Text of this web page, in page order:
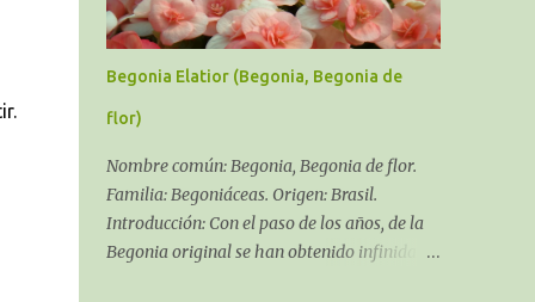
Begonia Elatior (Begonia, Begonia de
flor)
Nombre común: Begonia, Begonia de flor.
Familia: Begoniáceas. Origen: Brasil.
Introducción: Con el paso de los años, de la
Begonia original se han obtenido infinidad